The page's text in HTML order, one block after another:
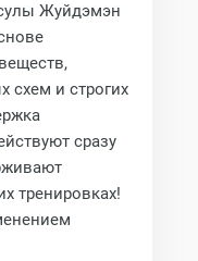
Жуйдэмэн
схем и строгих
сразу
тренировках!